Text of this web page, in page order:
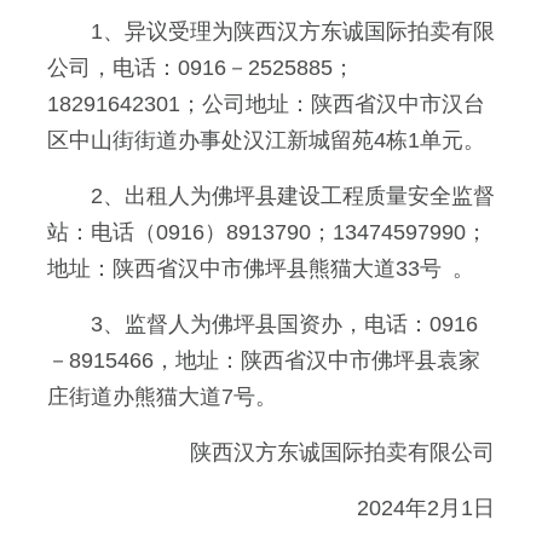
1、异议受理为陕西汉方东诚国际拍卖有限
公司，电话：0916－2525885；
18291642301；公司地址：陕西省汉中市汉台
区中山街街道办事处汉江新城留苑4栋1单元。
2、出租人为佛坪县建设工程质量安全监督
站：电话（0916）8913790；13474597990；
地址：陕西省汉中市佛坪县熊猫大道33号 。
3、监督人为佛坪县国资办，电话：0916
－8915466，地址：陕西省汉中市佛坪县袁家
庄街道办熊猫大道7号。
陕西汉方东诚国际拍卖有限公司
2024年2月1日